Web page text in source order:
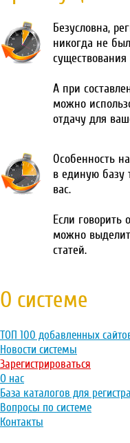
Безусловна,
никогда не
А при
можно
отдачу для
Особенность
в единую базу
вас.
Если говорить
можно
статей.
О системе
ТОП 100 добавленных
Новости системы
Зарегистрироваться
О нас
База каталогов для
Вопросы по системе
Контакты